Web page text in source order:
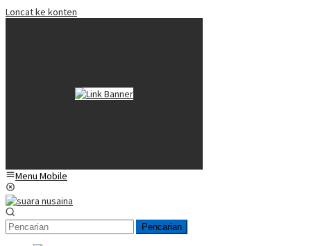
Loncat ke konten
Menu Mobile
Pencarian